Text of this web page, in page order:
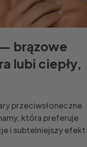
brązowe
lubi ciepły,
przeciwsłoneczne
która preferuje
i subtelniejszy efekt